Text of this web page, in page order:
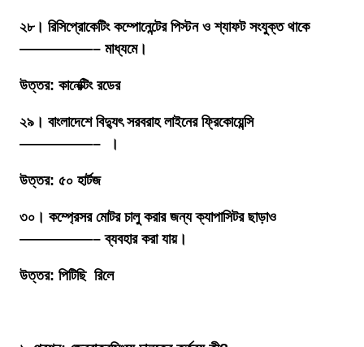
২৮। রিসিপ্রোকেটিং কম্পোনেন্টের পিস্টন ও শ্যাফট সংযুক্ত থাকে
—————– মাধ্যমে।
উত্তর: কানেক্টিং রডের
২৯। বাংলাদেশে বিদ্যুৎ সরবরাহ লাইনের ফ্রিকোয়েন্সি
—————– ।
উত্তর: ৫০ হার্টজ
৩০। কম্প্রেসর মোটর চালু করার জন্য ক্যাপাসিটর ছাড়াও
—————– ব্যবহার করা যায়।
উত্তর: পিটিছি রিলে